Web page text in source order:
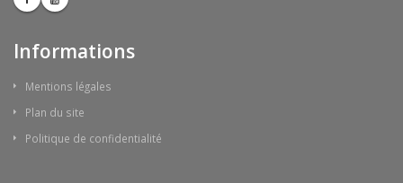
Informations
Mentions légales
Plan du site
Politique de confidentialité